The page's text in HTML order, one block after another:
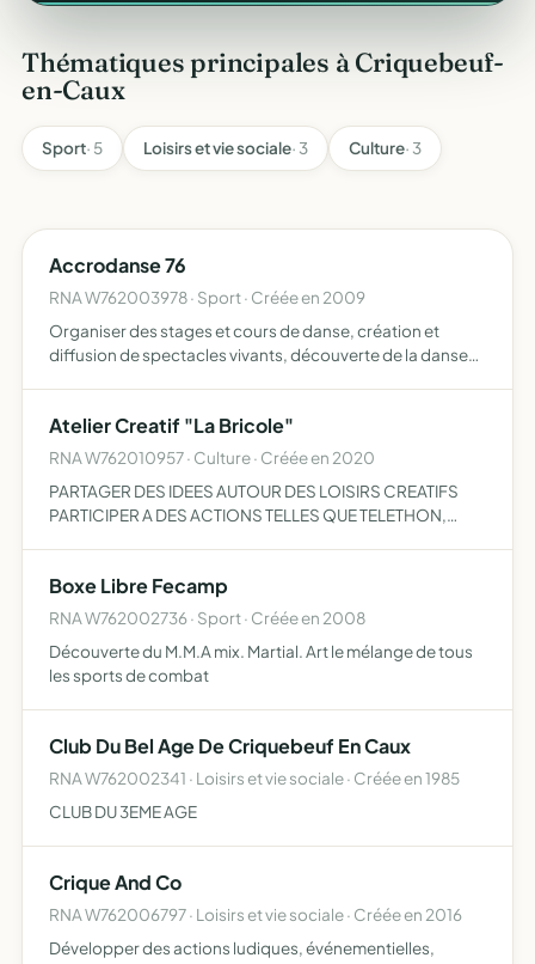
Thématiques principales à Criquebeuf-
en-Caux
Sport· 5 Loisirs et vie sociale· 3 Culture· 3
Accrodanse 76
RNA W762003978 · Sport · Créée en 2009
Organiser des stages et cours de danse, création et
diffusion de spectacles vivants, découverte de la danse
acti…
Atelier Creatif "La Bricole"
RNA W762010957 · Culture · Créée en 2020
PARTAGER DES IDEES AUTOUR DES LOISIRS CREATIFS
PARTICIPER A DES ACTIONS TELLES QUE TELETHON,
Boxe Libre Fecamp
RNA W762002736 · Sport · Créée en 2008
Découverte du M.M.A mix. Martial. Art le mélange de tous
les sports de combat
Club Du Bel Age De Criquebeuf En Caux
RNA W762002341 · Loisirs et vie sociale · Créée en 1985
CLUB DU 3EME AGE
Crique And Co
RNA W762006797 · Loisirs et vie sociale · Créée en 2016
Développer des actions ludiques, événementielles,